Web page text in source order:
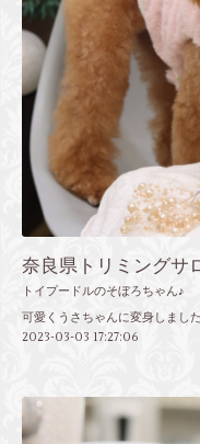
奈良県トリミングサ
トイプードルのそぼろちゃん♪
可愛くうさちゃんに変身しまし
2023-03-03 17:27:06